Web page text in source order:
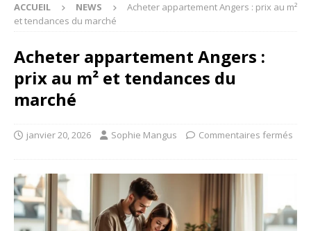
ACCUEIL NEWS
Acheter appartement Angers : prix au m²
et tendances du marché
Acheter appartement Angers :
prix au m² et tendances du
marché
janvier 20, 2026 Sophie Mangus Commentaires fermés